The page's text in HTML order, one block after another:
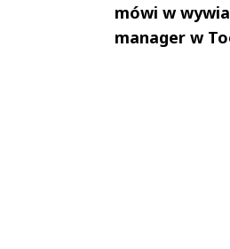
mówi w
manager w
Andrzej i